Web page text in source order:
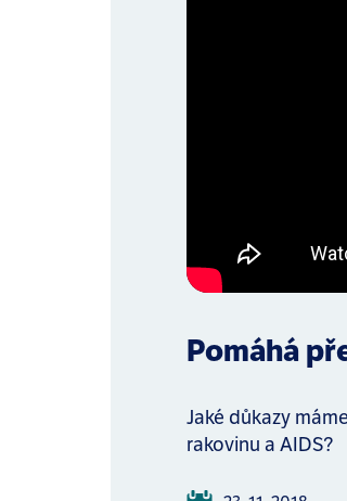
Pomáhá
Jaké důkazy
rakovinu a AIDS?